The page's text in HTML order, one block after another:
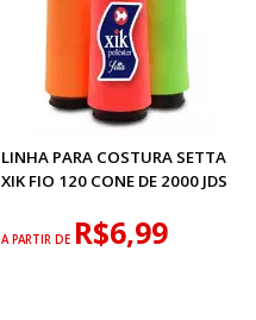
LINHA PARA COSTURA SETTA
XIK FIO 120 CONE DE 2000 JDS
A PARTIR DE R$6,99